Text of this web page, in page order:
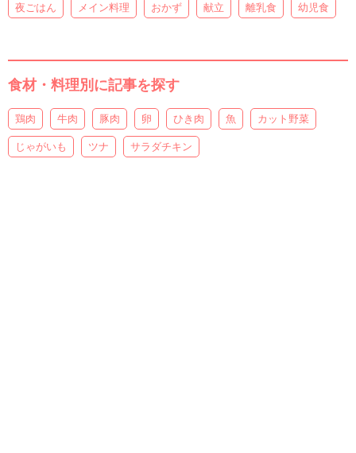
夜ごはん メイン料理 おかず 献立 離乳食 幼児食
食材・料理別に記事を探す
鶏肉 牛肉 豚肉 卵 ひき肉 魚 カット野菜
じゃがいも ツナ サラダチキン